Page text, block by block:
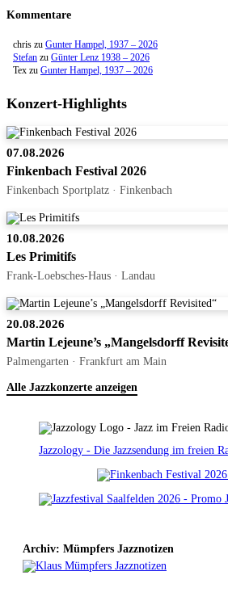
Kommentare
chris zu Gunter Hampel, 1937 – 2026
Stefan zu Günter Lenz 1938 – 2026
Tex zu Gunter Hampel, 1937 – 2026
Konzert-Highlights
07.08.2026
Finkenbach Festival 2026
Finkenbach Sportplatz · Finkenbach
10.08.2026
Les Primitifs
Frank-Loebsches-Haus · Landau
20.08.2026
Martin Lejeune’s „Mangelsdorff
Palmengarten · Frankfurt am Main
Alle Jazzkonzerte anzeigen
Jazzology - Die Jazzsendung im freien
Archiv: Mümpfers Jazznotizen